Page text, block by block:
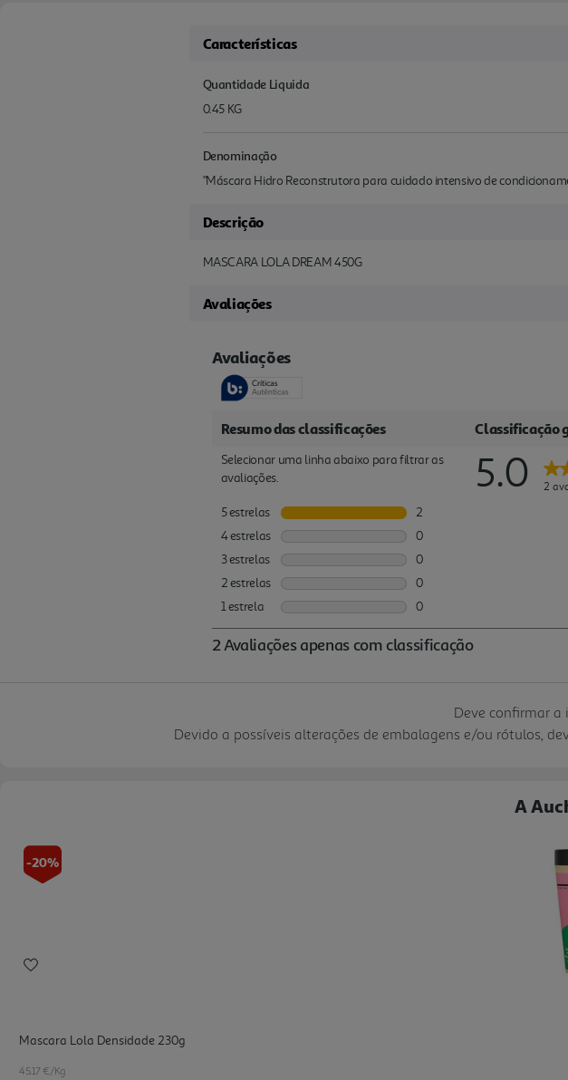
Características
Quantidade Liquida
0.45 KG
Denominação
"Máscara Hidro Reconstrutora para cuidado intensivo de
Descrição
MASCARA LOLA DREAM 450G
Avaliações
Deve confirmar
Devido a possíveis alterações de embalagens e/ou rótulos,
A
-20%
Mascara Lola Densidade 230g
45.17 €/Kg